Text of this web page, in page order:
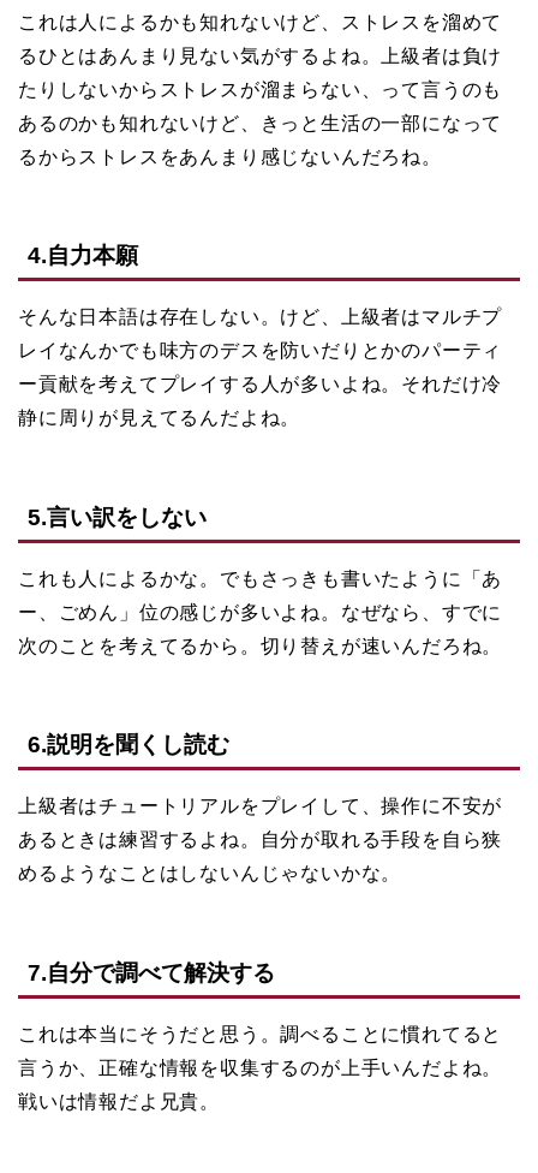
これは人によるかも知れないけど、ストレスを溜めて
るひとはあんまり見ない気がするよね。上級者は負け
たりしないからストレスが溜まらない、って言うのも
あるのかも知れないけど、きっと生活の一部になって
るからストレスをあんまり感じないんだろね。
4.自力本願
そんな日本語は存在しない。けど、上級者はマルチプ
レイなんかでも味方のデスを防いだりとかのパーティ
ー貢献を考えてプレイする人が多いよね。それだけ冷
静に周りが見えてるんだよね。
5.言い訳をしない
これも人によるかな。でもさっきも書いたように「あ
ー、ごめん」位の感じが多いよね。なぜなら、すでに
次のことを考えてるから。切り替えが速いんだろね。
6.説明を聞くし読む
上級者はチュートリアルをプレイして、操作に不安が
あるときは練習するよね。自分が取れる手段を自ら狭
めるようなことはしないんじゃないかな。
7.自分で調べて解決する
これは本当にそうだと思う。調べることに慣れてると
言うか、正確な情報を収集するのが上手いんだよね。
戦いは情報だよ兄貴。